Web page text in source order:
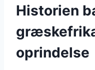
Historien
oprindelse